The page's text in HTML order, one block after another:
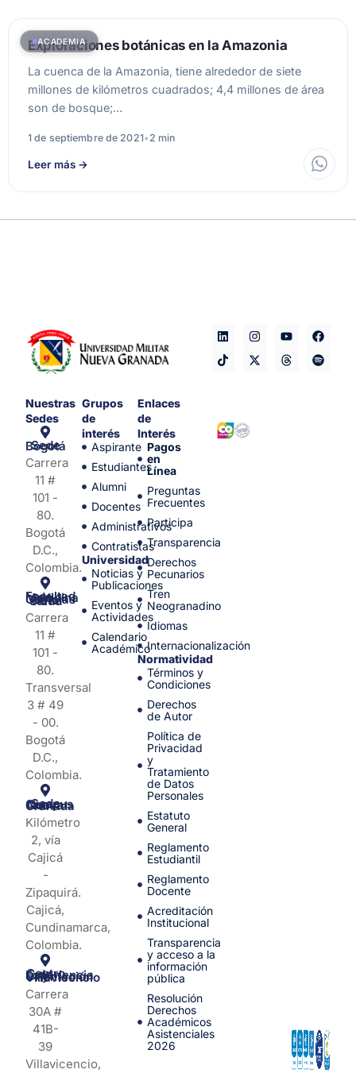
ACADEMIA
Exploraciones botánicas en la Amazonia
La cuenca de la Amazonia, tiene alrededor de siete
millones de kilómetros cuadrados; 4,4 millones de área
son de bosque;…
1 de septiembre de 2021• 2 min
Leer más →
Nuestras
Sedes
Sede Bogotá
Carrera
11 #
101 -
80.
Bogotá
D.C.,
Colombia.
Facultad de Medicina y Ciencias de la Salud
Carrera
11 #
101 -
80.
Transversal
3 # 49
- 00.
Bogotá
D.C.,
Colombia.
Sede Campus Nueva Granada
Kilómetro
2, vía
Cajicá
-
Zipaquirá.
Cajicá,
Cundinamarca,
Colombia.
Centro de Experiencia y Orientación Villavicencio
Carrera
30A #
41B-
39
Villavicencio,
Grupos
de
interés
Aspirante
Estudiantes
Alumni
Docentes
Administrativos
Contratistas
Universidad
Noticias y
Publicaciones
Eventos y
Actividades
Calendario
Académico
Enlaces
de
Interés
Pagos
en
Línea
Preguntas
Frecuentes
Participa
Transparencia
Derechos
Pecunarios
Tren
Neogranadino
Idiomas
Internacionalización
Normatividad
Términos y
Condiciones
Derechos
de Autor
Política de
Privacidad
y
Tratamiento
de Datos
Personales
Estatuto
General
Reglamento
Estudiantil
Reglamento
Docente
Acreditación
Institucional
Transparencia
y acceso a la
información
pública
Resolución
Derechos
Académicos
Asistenciales
2026